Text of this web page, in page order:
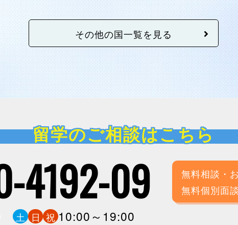
その他の国一覧を見る
留学のご相談はこちら
4192-09
土 日 祝 10:00～19:00
無料相談・
無料個別面談